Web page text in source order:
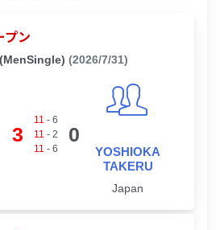
プン
(2026/7/31)
3
11 - 6
11 - 2
11 - 6
0
YOSHIOKA
TAKERU
Japan